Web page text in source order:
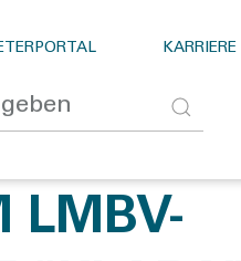
KARRIERE
LMBV-